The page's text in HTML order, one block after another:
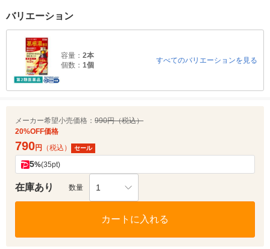
バリエーション
容量： 2本
個数： 1個
すべてのバリエーションを見る
メーカー希望小売価格： 990円（税込）
20%OFF価格
790円 （税込） セール
5%(35pt)
在庫あり 数量 1
カートに入れる